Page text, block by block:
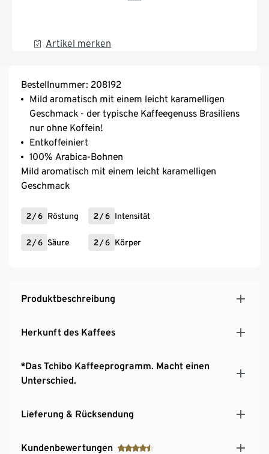
Artikel merken
Bestellnummer: 208192
Mild aromatisch mit einem leicht karamelligen
Geschmack - der typische Kaffeegenuss Brasiliens
nur ohne Koffein!
Entkoffeiniert
100% Arabica-Bohnen
Mild aromatisch mit einem leicht karamelligen
Geschmack
2 /6 Röstung 2 /6 Intensität
2 /6 Säure 2 /6 Körper
Produktbeschreibung
Herkunft des Kaffees
*Das Tchibo Kaffeeprogramm. Macht einen
Unterschied.
Lieferung & Rücksendung
Kundenbewertungen